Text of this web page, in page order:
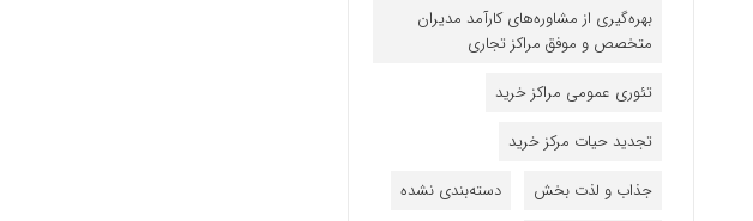
بهره‌گیری از مشاوره‌های کارآمد مدیران
متخصص و موفق مراکز تجاری
تئوری عمومی مراکز خرید
تجدید حیات مرکز خرید
جذاب و لذت بخش
دسته‌بندی نشده